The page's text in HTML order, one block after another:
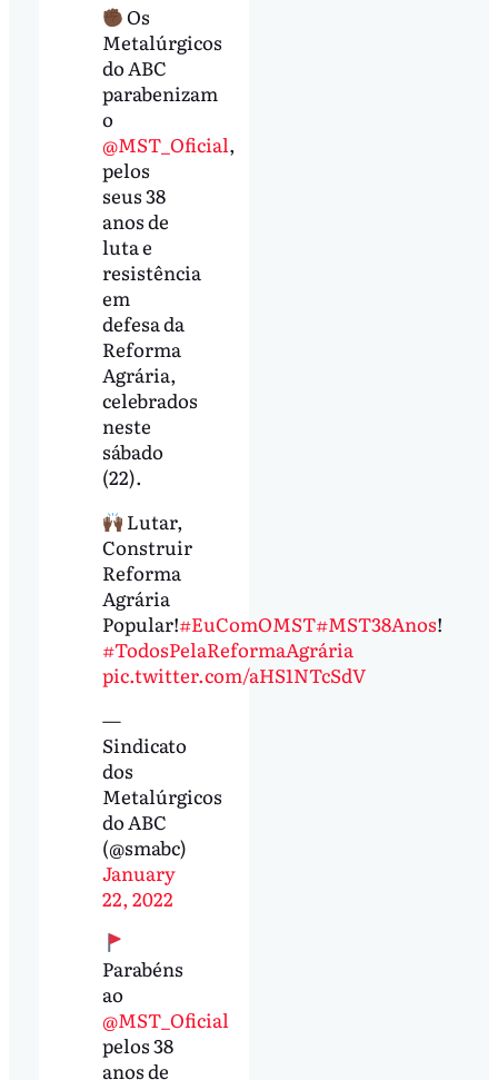
Os
Metalúrgicos
do ABC
parabenizam
o
@MST_Oficial,
pelos
seus 38
anos de
luta e
resistência
em
defesa da
Reforma
Agrária,
celebrados
neste
sábado
(22).
Lutar,
Construir
Reforma
Agrária
Popular!#EuComOMST#MST38Anos!
#TodosPelaReformaAgrária
pic.twitter.com/aHS1NTcSdV
—
Sindicato
dos
Metalúrgicos
do ABC
(@smabc)
January
22, 2022
Parabéns
ao
@MST_Oficial
pelos 38
anos de